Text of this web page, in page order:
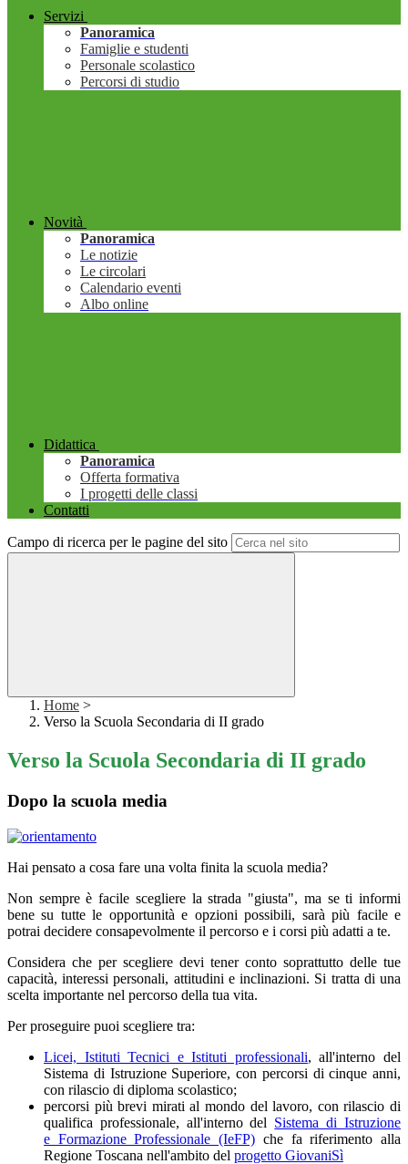
Servizi
Panoramica
Famiglie e studenti
Personale scolastico
Percorsi di studio
Novità
Panoramica
Le notizie
Le circolari
Calendario eventi
Albo online
Didattica
Panoramica
Offerta formativa
I progetti delle classi
Contatti
Campo di ricerca per le pagine del sito
Home >
Verso la Scuola Secondaria di II grado
Verso la Scuola Secondaria di II grado
Dopo la scuola media
Hai pensato a cosa fare una volta finita la scuola media?
Non sempre è facile scegliere la strada "giusta", ma se ti informi
bene su tutte le opportunità e opzioni possibili, sarà più facile e
potrai decidere consapevolmente il percorso e i corsi più adatti a te.
Considera che per scegliere devi tener conto soprattutto delle tue
capacità, interessi personali, attitudini e inclinazioni. Si tratta di una
scelta importante nel percorso della tua vita.
Per proseguire puoi scegliere tra:
Licei, Istituti Tecnici e Istituti professionali, all'interno del
Sistema di Istruzione Superiore, con percorsi di cinque anni,
con rilascio di diploma scolastico;
percorsi più brevi mirati al mondo del lavoro, con rilascio di
qualifica professionale, all'interno del Sistema di Istruzione
e Formazione Professionale (IeFP) che fa riferimento alla
Regione Toscana nell'ambito del progetto GiovaniSì